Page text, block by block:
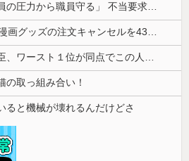
【速報】福岡県知事「議員の圧力から職員守る」 不当要求防止の条例策定へ
【画像】32歳美人さん、漫画グッズの注文キャンセルを43億円分繰り返しまくり逮捕
日本をダメにした総理大臣、ワースト１位が同点でこの人ｗｗｗｗｗｗ
の取っ組み合い！
ると機械が壊れるんだけどさ